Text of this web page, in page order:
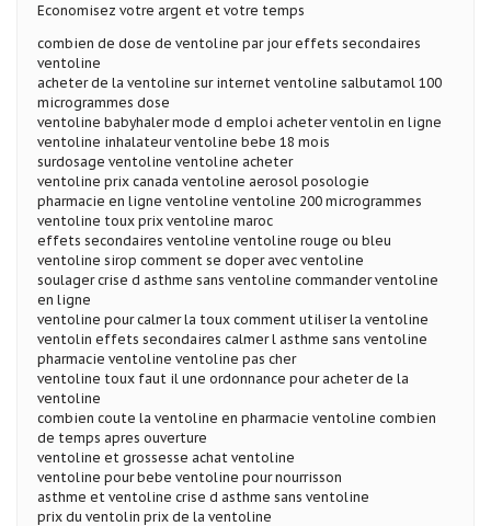
Economisez votre argent et votre temps
combien de dose de ventoline par jour effets secondaires
ventoline
acheter de la ventoline sur internet ventoline salbutamol 100
microgrammes dose
ventoline babyhaler mode d emploi acheter ventolin en ligne
ventoline inhalateur ventoline bebe 18 mois
surdosage ventoline ventoline acheter
ventoline prix canada ventoline aerosol posologie
pharmacie en ligne ventoline ventoline 200 microgrammes
ventoline toux prix ventoline maroc
effets secondaires ventoline ventoline rouge ou bleu
ventoline sirop comment se doper avec ventoline
soulager crise d asthme sans ventoline commander ventoline
en ligne
ventoline pour calmer la toux comment utiliser la ventoline
ventolin effets secondaires calmer l asthme sans ventoline
pharmacie ventoline ventoline pas cher
ventoline toux faut il une ordonnance pour acheter de la
ventoline
combien coute la ventoline en pharmacie ventoline combien
de temps apres ouverture
ventoline et grossesse achat ventoline
ventoline pour bebe ventoline pour nourrisson
asthme et ventoline crise d asthme sans ventoline
prix du ventolin prix de la ventoline